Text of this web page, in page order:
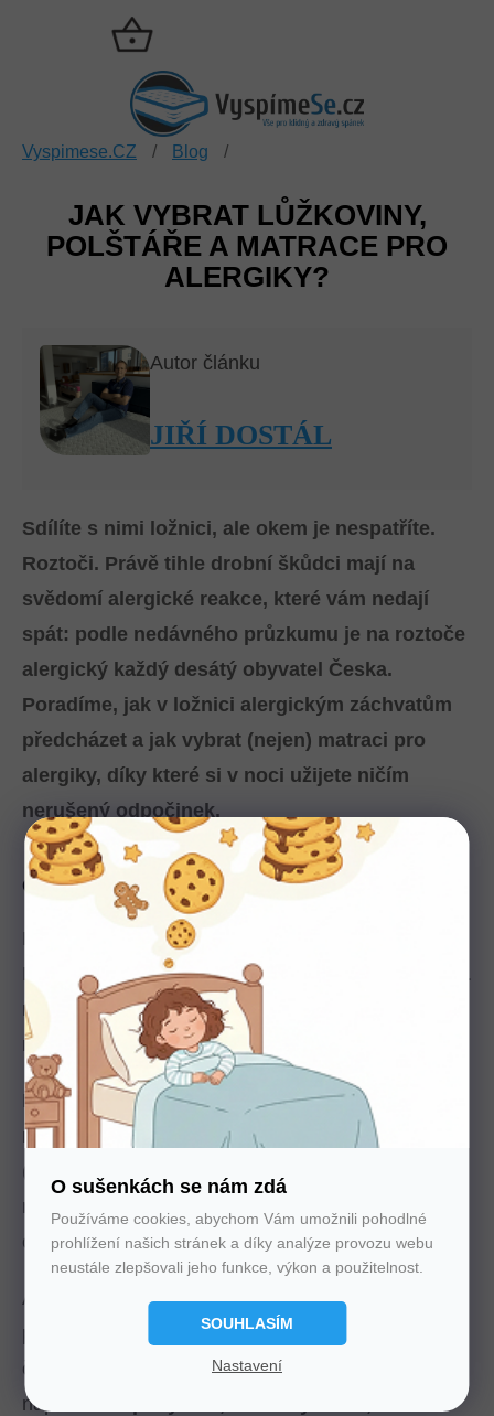
O sušenkách se nám zdá
Používáme cookies, abychom Vám umožnili pohodlné
prohlížení našich stránek a díky analýze provozu webu
neustále zlepšovali jeho funkce, výkon a použitelnost.
SOUHLASÍM
Nastavení
NÁKUPNÍ
KOŠÍK
Vyspimese.CZ / Blog /
JAK VYBRAT LŮŽKOVINY,
POLŠTÁŘE A MATRACE PRO
ALERGIKY?
Autor článku
JIŘÍ DOSTÁL
Sdílíte s nimi ložnici, ale okem je nespatříte.
Roztoči. Právě tihle drobní škůdci mají na
svědomí alergické reakce, které vám nedají
spát: podle nedávného průzkumu je na roztoče
alergický každý desátý obyvatel Česka.
Poradíme, jak v ložnici alergickým záchvatům
předcházet a jak vybrat (nejen) matraci pro
alergiky, díky které si v noci užijete ničím
nerušený odpočinek.
Co jsou posteloví roztoči?
Roztoči jsou malí živočichové z řádu pavoukovců.
Běžně dosahují velikosti mezi 80 nanometry až 1
milimetrem a pro lidské oko jsou tak prakticky
neviditelní.
Daří se jim
na stinných a vlhkých
místech:
například v matracích, na kterých ležíme
(a potíme se) několik hodin denně. V jedné matraci
může
odumřelými kožními buňkami nebo plísněmi.
Alergickou reakci však nevyvolává samotná
přítomnost roztočů v ložnici, ale jejich trus. Mezi
časté obtíže způsobené roztoči patří
například